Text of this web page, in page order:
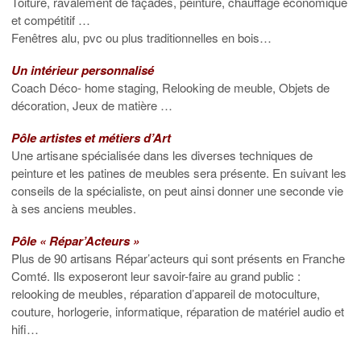
et compétitif …
Fenêtres alu, pvc ou plus traditionnelles en bois…
Un intérieur personnalisé
Coach Déco- home staging, Relooking de meuble, Objets de
décoration, Jeux de matière …
Pôle artistes et métiers d’Art
Une artisane spécialisée dans les diverses techniques de
peinture et les patines de meubles sera présente. En suivant les
conseils de la spécialiste, on peut ainsi donner une seconde vie
à ses anciens meubles.
Pôle « Répar’Acteurs »
Plus de 90 artisans Répar’acteurs qui sont présents en Franche
Comté. Ils exposeront leur savoir-faire au grand public :
relooking de meubles, réparation d’appareil de motoculture,
couture, horlogerie, informatique, réparation de matériel audio et
hifi…